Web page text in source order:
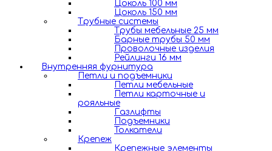
Цоколь 100 мм
Цоколь 150 мм
Трубные системы
Трубы мебельные 25 мм
Барные трубы 50 мм
Проволочные изделия
Рейлинги 16 мм
Внутренняя фурнитура
Петли и подъемники
Петли мебельные
Петли карточные и
рояльные
Газлифты
Подъемники
Толкатели
Крепеж
Крепежные элементы